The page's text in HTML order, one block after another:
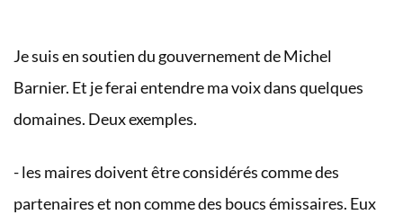
Je suis en soutien du gouvernement de Michel
Barnier. Et je ferai entendre ma voix dans quelques
domaines. Deux exemples.
- les maires doivent être considérés comme des
partenaires et non comme des boucs émissaires. Eux